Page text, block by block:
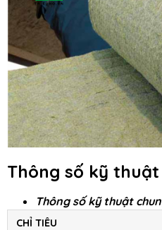
Thông số kỹ
Thông số kỹ thuật
CHỈ TIÊU